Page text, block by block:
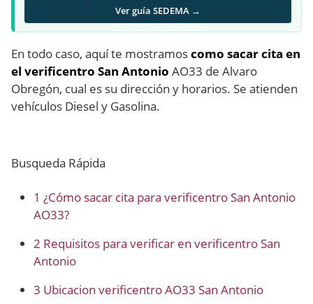
Ver guía SEDEMA →
En todo caso, aquí te mostramoscomo sacar cita en
el verificentro San Antonio AO33 de Alvaro
Obregón, cual es su dirección y horarios. Se atienden
vehículos Diesel y Gasolina.
Busqueda Rápida
1 ¿Cómo sacar cita para verificentro San Antonio
AO33?
2 Requisitos para verificar en verificentro San
Antonio
3 Ubicacion verificentro AO33 San Antonio